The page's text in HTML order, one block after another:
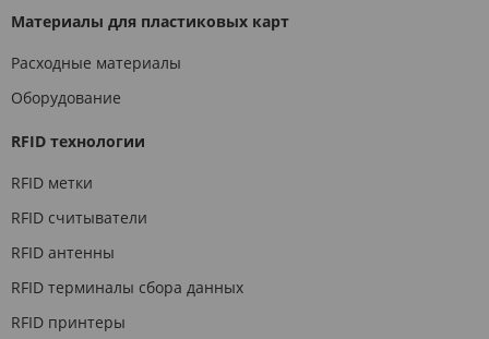
Материалы для пластиковых карт
Расходные материалы
Оборудование
RFID технологии
RFID метки
RFID считыватели
RFID антенны
RFID терминалы сбора данных
RFID принтеры